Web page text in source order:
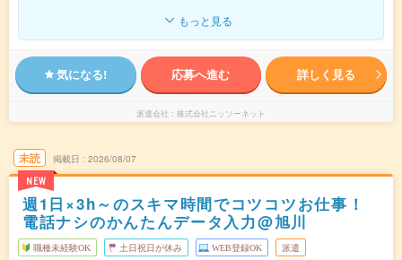
もっと見る
気になる! 応募へ進む 詳しく見る
派遣会社 株式会社ニッソーネット
未読
NEW
掲載日 2026/08/07
週1日×3h～のスキマ時間でコツコツお仕事！
電話ナシのかんたんデータ入力@旭川
職種未経験OK 土日祝日が休み WEB登録OK 派遣